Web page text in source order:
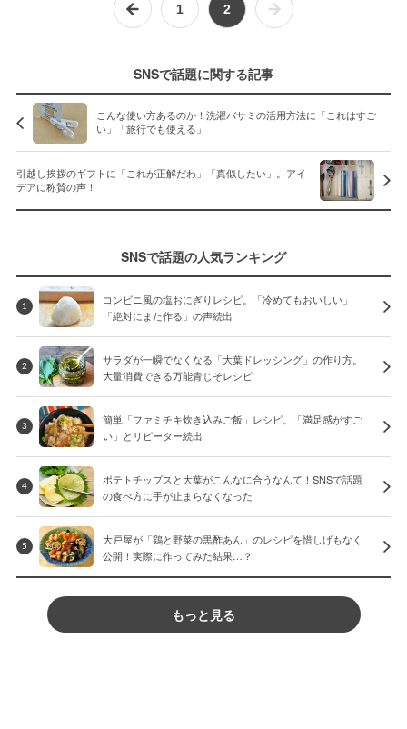
1 2
SNSで話題に関する記事
こんな使い方あるのか！洗濯バサミの活用方法に「これはすご
い」「旅行でも使える」
引越し挨拶のギフトに「これが正解だわ」「真似したい」。アイ
デアに称賛の声！
SNSで話題の人気ランキング
1
コンビニ風の塩おにぎりレシピ。「冷めてもおいしい」
「絶対にまた作る」の声続出
2
サラダが一瞬でなくなる「大葉ドレッシング」の作り方。
大量消費できる万能青じそレシピ
3
簡単「ファミチキ炊き込みご飯」レシピ。「満足感がすご
い」とリピーター続出
4
ポテトチップスと大葉がこんなに合うなんて！SNSで話題
の食べ方に手が止まらなくなった
5
大戸屋が「鶏と野菜の黒酢あん」のレシピを惜しげもなく
公開！実際に作ってみた結果…？
もっと見る